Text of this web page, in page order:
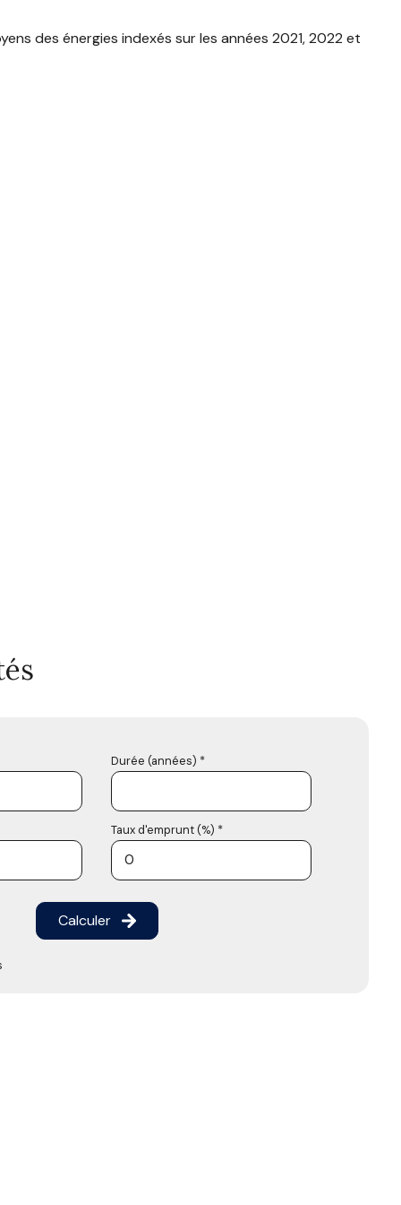
des énergies indexés sur les années 2021, 2022 et
Durée (années) *
Taux d'emprunt (%) *
Calculer